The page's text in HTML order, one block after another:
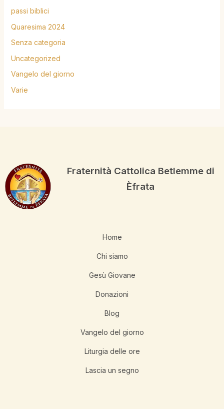
passi biblici
Quaresima 2024
Senza categoria
Uncategorized
Vangelo del giorno
Varie
Fraternità Cattolica Betlemme di
Èfrata
Home
Chi siamo
Gesù Giovane
Donazioni
Blog
Vangelo del giorno
Liturgia delle ore
Lascia un segno